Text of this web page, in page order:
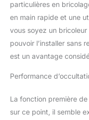
particulières en
en main rapide et une
vous soyez un
pouvoir l’installer sans
est un avantage
Performance
La fonction première
sur ce point, il semble